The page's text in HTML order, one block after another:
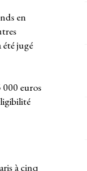
en
jugé
euros
à cinq